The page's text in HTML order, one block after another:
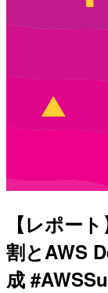
【レポー
割とAWS
成